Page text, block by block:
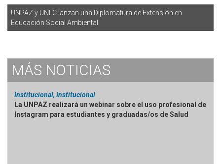
UNPAZ y UNLC lanzan una Diplomatura de Extensión en
Educación Social Ambiental
MÁS NOTICIAS
Institucional, Institucional
La UNPAZ realizará un webinar sobre el uso profesional de
Instagram para estudiantes y graduadas/os de Salud